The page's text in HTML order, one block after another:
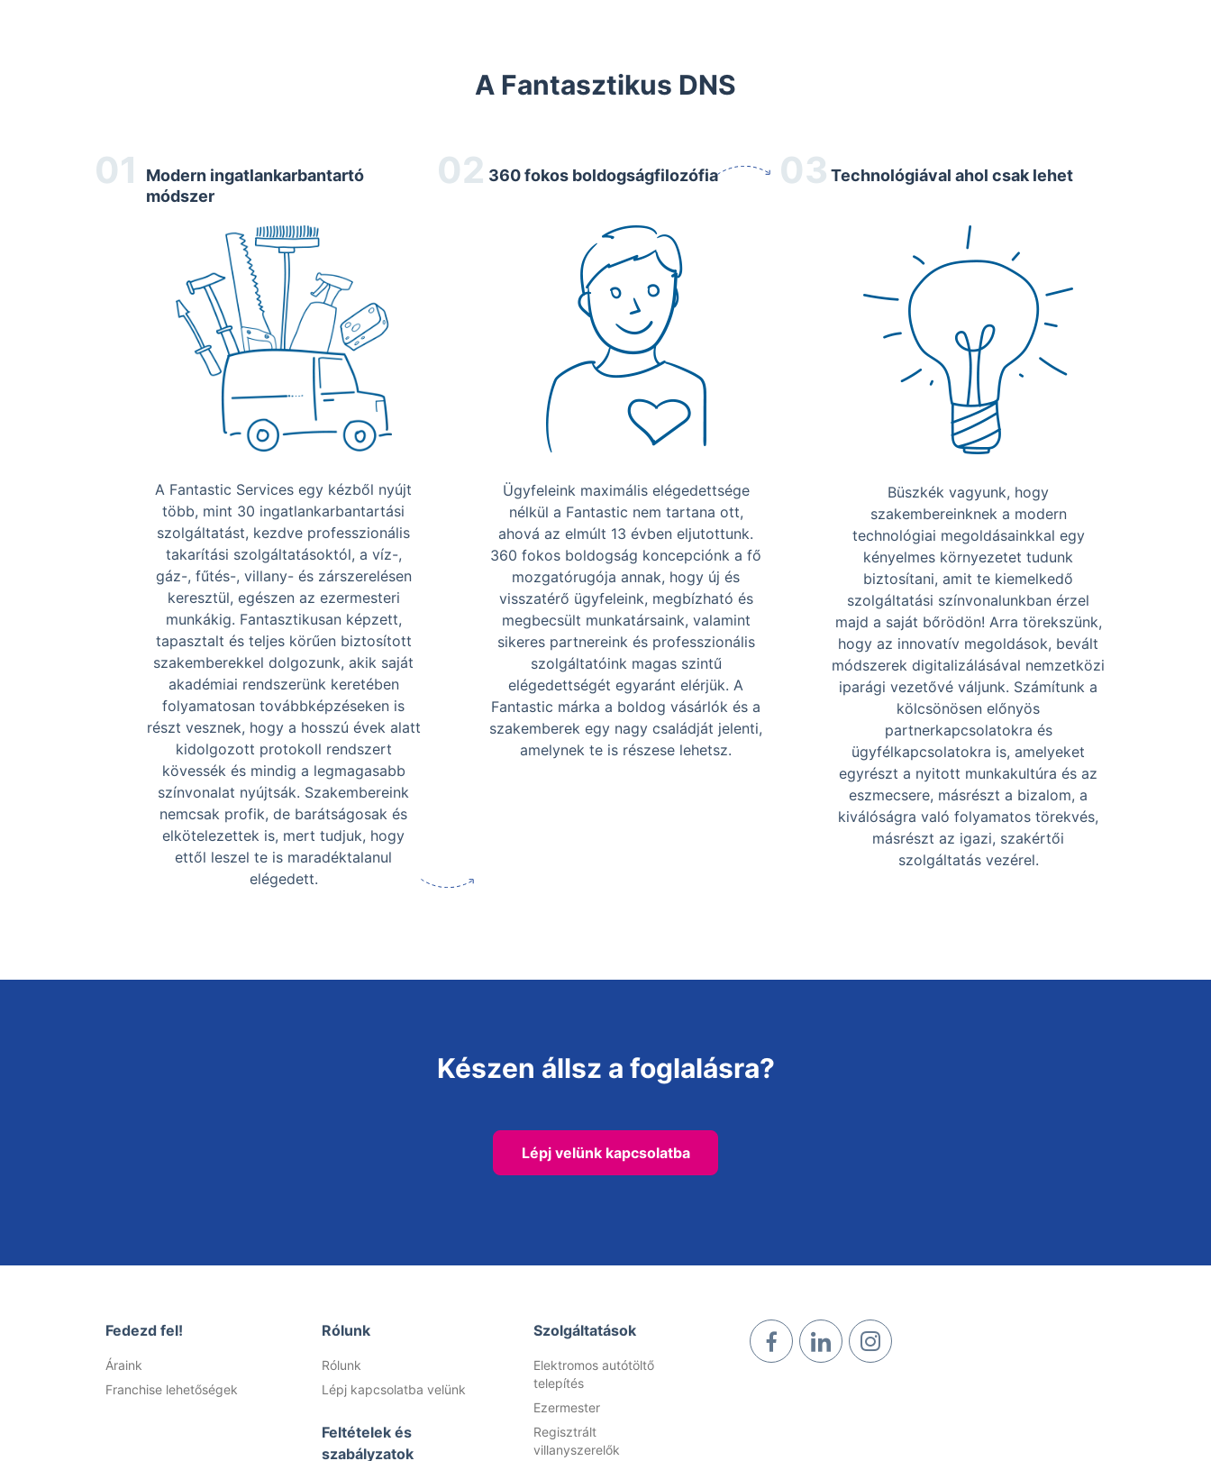
A Fantasztikus DNS
Modern ingatlankarbantartó
módszer
A Fantastic Services egy kézből nyújt
több, mint 30 ingatlankarbantartási
szolgáltatást, kezdve professzionális
takarítási szolgáltatásoktól, a víz-,
gáz-, fűtés-, villany- és zárszerelésen
keresztül, egészen az ezermesteri
munkákig. Fantasztikusan képzett,
tapasztalt és teljes körűen biztosított
szakemberekkel dolgozunk, akik saját
akadémiai rendszerünk keretében
folyamatosan továbbképzéseken is
részt vesznek, hogy a hosszú évek alatt
kidolgozott protokoll rendszert
kövessék és mindig a legmagasabb
színvonalat nyújtsák. Szakembereink
nemcsak profik, de barátságosak és
elkötelezettek is, mert tudjuk, hogy
ettől leszel te is maradéktalanul
elégedett.
360 fokos boldogságfilozófia
Ügyfeleink maximális elégedettsége
nélkül a Fantastic nem tartana ott,
ahová az elmúlt 13 évben eljutottunk.
360 fokos boldogság koncepciónk a fő
mozgatórugója annak, hogy új és
visszatérő ügyfeleink, megbízható és
megbecsült munkatársaink, valamint
sikeres partnereink és professzionális
szolgáltatóink magas szintű
elégedettségét egyaránt elérjük. A
Fantastic márka a boldog vásárlók és a
szakemberek egy nagy családját jelenti,
amelynek te is részese lehetsz.
Technológiával ahol csak lehet
Büszkék vagyunk, hogy
szakembereinknek a modern
technológiai megoldásainkkal egy
kényelmes környezetet tudunk
biztosítani, amit te kiemelkedő
szolgáltatási színvonalunkban érzel
majd a saját bőrödön! Arra törekszünk,
hogy az innovatív megoldások, bevált
módszerek digitalizálásával nemzetközi
iparági vezetővé váljunk. Számítunk a
kölcsönösen előnyös
partnerkapcsolatokra és
ügyfélkapcsolatokra is, amelyeket
egyrészt a nyitott munkakultúra és az
eszmecsere, másrészt a bizalom, a
kiválóságra való folyamatos törekvés,
másrészt az igazi, szakértői
szolgáltatás vezérel.
Készen állsz a foglalásra?
Lépj velünk kapcsolatba
Fedezd fel!
Áraink
Franchise lehetőségek
Rólunk
Rólunk
Lépj kapcsolatba velünk
Feltételek és
szabályzatok
Szolgáltatások
Elektromos autótöltő
telepítés
Ezermester
Regisztrált
villanyszerelők